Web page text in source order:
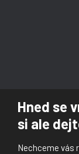
Hned se
si ale
Nechceme vás